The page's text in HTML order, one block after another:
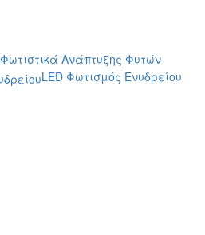
Φωτιστικά Ανάπτυξης Φυτών
LED Φωτισμός Ενυδρείου